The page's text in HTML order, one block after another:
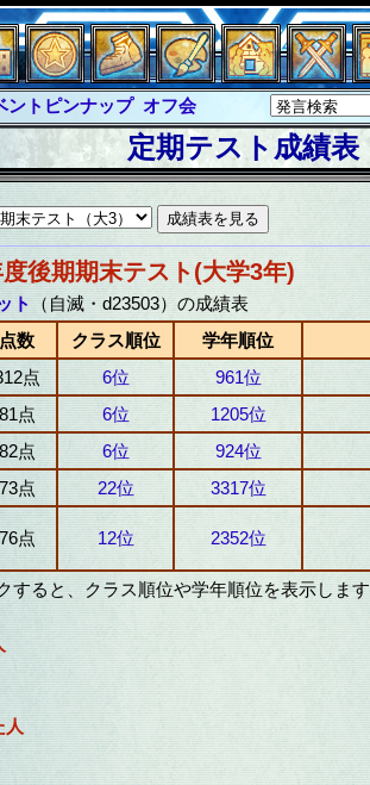
ントピンナップ オフ会
シャ・ラボラス
スティス サイキックハーツ
ツ大戦 シュラウド ソロモン
ブソーバー
定期テスト成績表
後期期末テスト(大学3年)
ト
（自滅・d23503）の成績表
点数 クラス順位
学年順位
点 6位
961位
81点 6位 1205位
82点 6位 924位
73点 22位 3317位
76点 12位 2352位
すると、クラス順位や学年順位を表示しま
人